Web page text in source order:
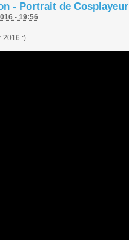
- Portrait de Cosplayeur
- 19:56
2016 :)